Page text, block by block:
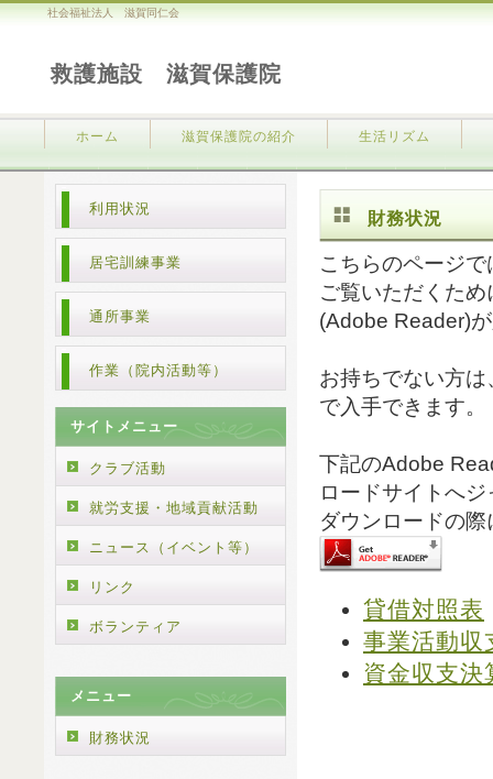
社会福祉法人 滋賀同仁会
救護施設 滋賀保護院
ホーム 滋賀保護院の紹介 生活リズム
財務状況
こちらのページ
ご覧いただくた
(Adobe Reader)
お持ちでない方
で入手できます。
下記のAdobe
ロードサイトへ
ダウンロードの
貸借対照表
事業活動収
資金収支決
利用状況
居宅訓練事業
通所事業
作業（院内活動等）
サイトメニュー
クラブ活動
就労支援・地域貢献活動
ニュース（イベント等）
リンク
ボランティア
メニュー
財務状況